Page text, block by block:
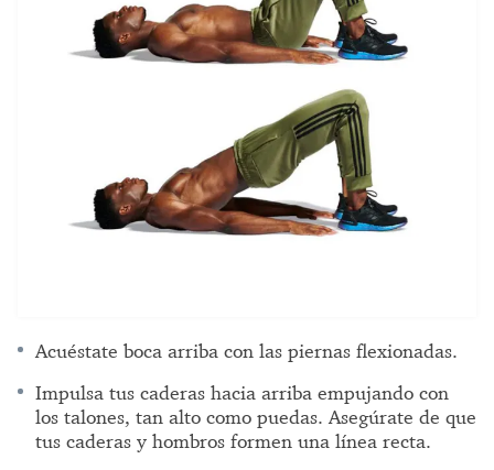
Acuéstate boca arriba con las piernas flexionadas.
Impulsa tus caderas hacia arriba empujando con
los talones, tan alto como puedas. Asegúrate de que
tus caderas y hombros formen una línea recta.